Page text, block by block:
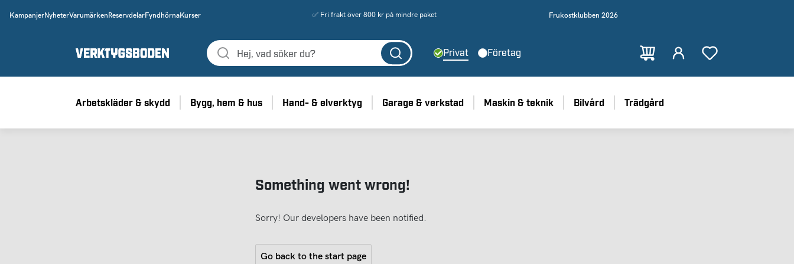
KampanjerNyheterVarumärken ReservdelarFyndhörnaKurser ✅ Fri frakt över 800 kr på mindre paket Frukostklubben 2026
Privat Företag
Arbetskläder & skydd Bygg, hem & hus Hand- & elverktyg Garage & verkstad Maskin & teknik Bilvård Trädgård
Something went wrong!
Sorry! Our developers have been notified.
Go back to the start page